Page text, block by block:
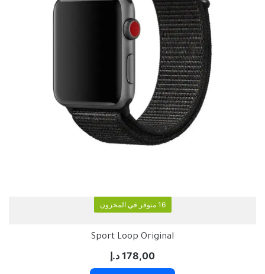
16 متوفر في المخزون
Sport Loop Original
178,00 د.إ